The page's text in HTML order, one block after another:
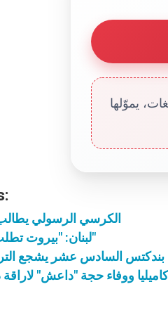
يموّلها
الكرسي الرسولي يطالب
لبنان: "بيروت تطلب دعم باريس"
بندكتس السادس عشر يشجع
كاميليا ووفاء حجة "داعش" لاراقة دماء 21